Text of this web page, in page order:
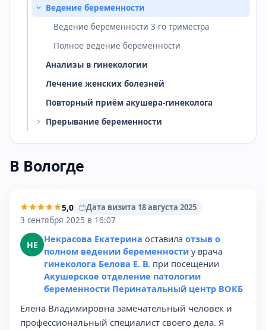
Ведение беременности
Ведение беременности 3-го триместра
Полное ведение беременности
Анализы в гинекологии
Лечение женских болезней
Повторный приём акушера-гинеколога
Прерывание беременности
В Вологде
5,0
Дата визита 18 августа 2025
3 сентября 2025 в 16:07
НЕ Некрасова Екатерина оставила отзыв о
полном ведении беременности у врача
гинеколога Белова Е. В. при посещении
Акушерское отделение патологии
беременности Перинатальный центр ВОКБ
Елена Владимировна замечательный человек и
профессиональный специалист своего дела. Я